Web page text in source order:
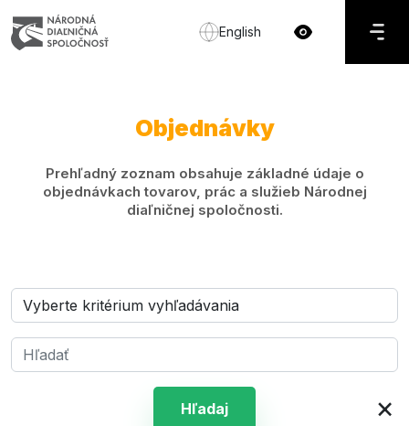
English
Objednávky
Prehľadný zoznam obsahuje základné údaje o
objednávkach tovarov, prác a služieb Národnej
diaľničnej spoločnosti.
Hľadaj ×